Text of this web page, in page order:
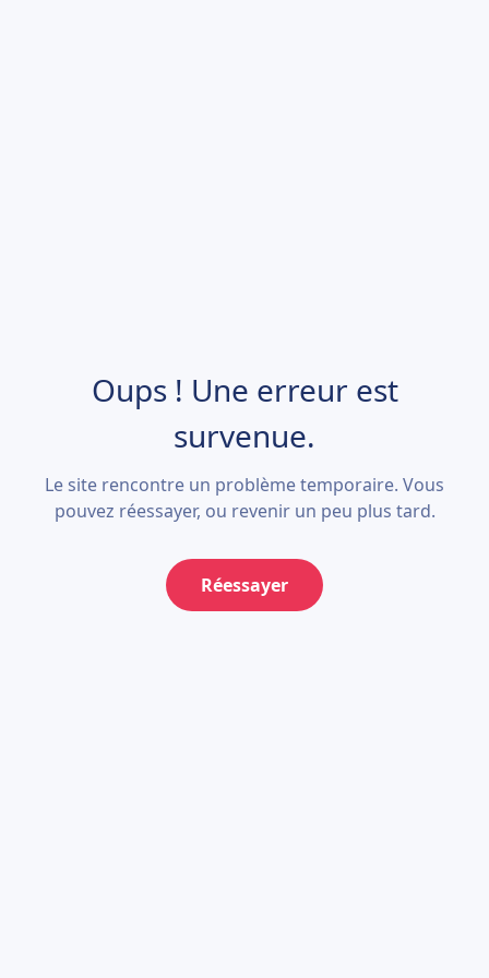
Oups ! Une erreur est
survenue.
Le site rencontre un problème temporaire. Vous
pouvez réessayer, ou revenir un peu plus tard.
Réessayer